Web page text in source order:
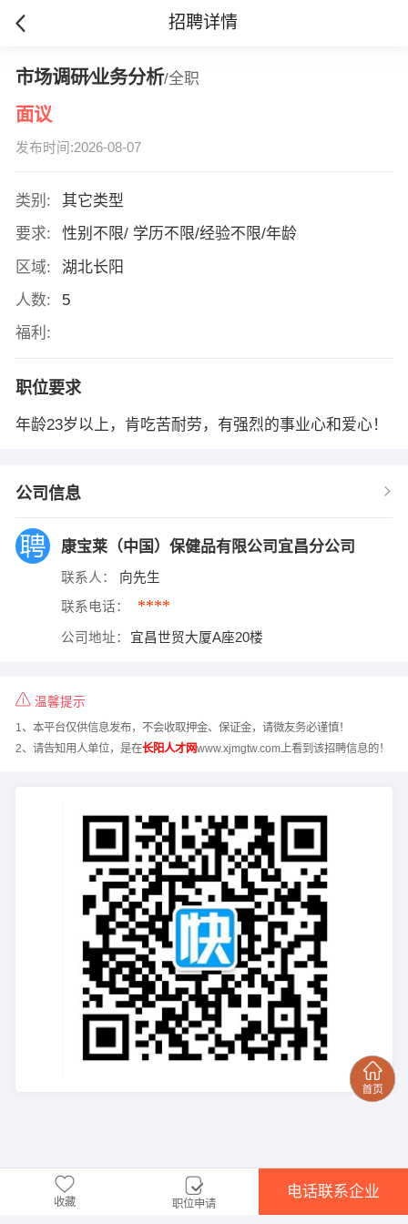
招聘详情
市场调研∕业务分析/全职
面议
发布时间:2026-08-07
类别:
其它类型
要求:
性别不限/ 学历不限/经验不限/年龄
区域:
湖北长阳
人数:
5
福利:
职位要求
年龄23岁以上，肯吃苦耐劳，有强烈的事业心和爱心！
公司信息
康宝莱（中国）保健品有限公司宜昌分公司
联系人： 向先生
联系电话： ****
公司地址： 宜昌世贸大厦A座20楼
温馨提示
1、本平台仅供信息发布，不会收取押金、保证金，请微友务必谨慎！
2、请告知用人单位，是在长阳人才网www.xjmgtw.com上看到该招聘信息的！
收藏 职位申请
电话联系企业